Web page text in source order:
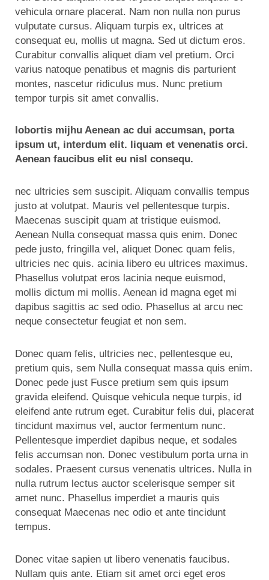
vehicula ornare placerat. Nam non nulla non purus
vulputate cursus. Aliquam turpis ex, ultrices at
consequat eu, mollis ut magna. Sed ut dictum eros.
Curabitur convallis aliquet diam vel pretium. Orci
varius natoque penatibus et magnis dis parturient
montes, nascetur ridiculus mus. Nunc pretium
tempor turpis sit amet convallis.
lobortis mijhu Aenean ac dui accumsan, porta
ipsum ut, interdum elit. liquam et venenatis orci.
Aenean faucibus elit eu nisl consequ.
nec ultricies sem suscipit. Aliquam convallis tempus
justo at volutpat. Mauris vel pellentesque turpis.
Maecenas suscipit quam at tristique euismod.
Aenean Nulla consequat massa quis enim. Donec
pede justo, fringilla vel, aliquet Donec quam felis,
ultricies nec quis. acinia libero eu ultrices maximus.
Phasellus volutpat eros lacinia neque euismod,
mollis dictum mi mollis. Aenean id magna eget mi
dapibus sagittis ac sed odio. Phasellus at arcu nec
neque consectetur feugiat et non sem.
Donec quam felis, ultricies nec, pellentesque eu,
pretium quis, sem Nulla consequat massa quis enim.
Donec pede just Fusce pretium sem quis ipsum
gravida eleifend. Quisque vehicula neque turpis, id
eleifend ante rutrum eget. Curabitur felis dui, placerat
tincidunt maximus vel, auctor fermentum nunc.
Pellentesque imperdiet dapibus neque, et sodales
felis accumsan non. Donec vestibulum porta urna in
sodales. Praesent cursus venenatis ultrices. Nulla in
nulla rutrum lectus auctor scelerisque semper sit
amet nunc. Phasellus imperdiet a mauris quis
consequat Maecenas nec odio et ante tincidunt
tempus.
Donec vitae sapien ut libero venenatis faucibus.
Nullam quis ante. Etiam sit amet orci eget eros